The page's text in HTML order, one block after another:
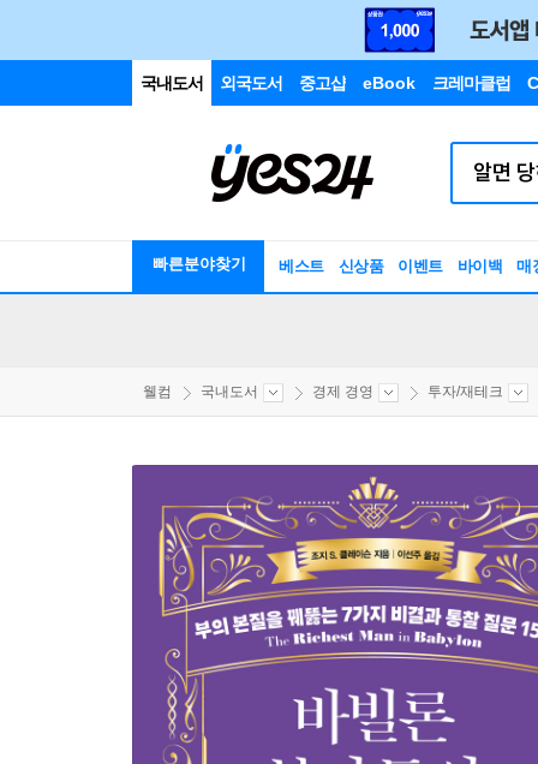
국내도서 외국도서 중고샵 eBook 크레마클럽
빠른분야찾기 베스트 신상품 이벤트 바이백 매
웰컴 국내도서 경제 경영 투자/재테크